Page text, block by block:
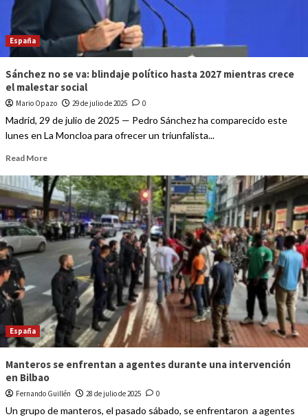
España
Sánchez no se va: blindaje político hasta 2027 mientras crece
el malestar social
Mario Opazo 29 de julio de 2025 0
Madrid, 29 de julio de 2025 — Pedro Sánchez ha comparecido este
lunes en La Moncloa para ofrecer un triunfalista...
Read More
España
Manteros se enfrentan a agentes durante una intervención
en Bilbao
Fernando Guillén 28 de julio de 2025 0
Un grupo de manteros, el pasado sábado, se enfrentaron a agentes